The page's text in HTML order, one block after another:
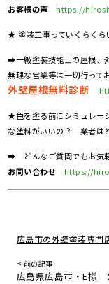
お客様の声
https://
★ 塗装工事っていくらくら
➡一級塗装技能士の屋根、
無理な営業等は一切行って
外壁屋根無料診断
★色を塗る前にシミュレー
な塗料がいいの？ 業者は
➡ どんなご質問でもお気
お問い合わせ
https://
広島市の外壁塗装専門
< 前の記事
広島県広島市・E様